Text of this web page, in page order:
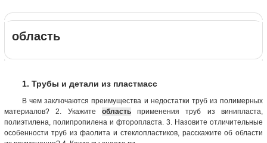
область
1. Трубы и детали из пластмасс
В чем заключаются преимущества и недостатки труб из полимерных
материалов? 2. Укажите областьприменения труб из винипласта,
полиэтилена, полипропилена и фторопласта. 3. Назовите отличительные
особенности труб из фаолита и стеклопластиков, расскажите об области